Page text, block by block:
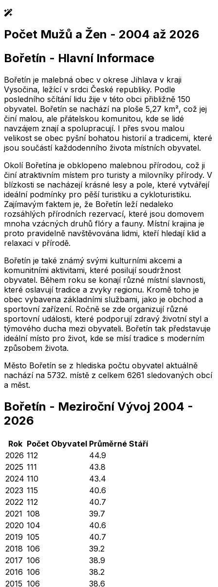
2,005 2,010 2,015 2,020 2,025
2,005 2,010 2,015 2,020 2,025
Počet Mužů a Žen - 2004 až 2026
Bořetín - Hlavní Informace
Bořetín je malebná obec v okrese Jihlava v kraji
Vysočina, ležící v srdci České republiky. Podle
posledního sčítání lidu žije v této obci přibližně 150
obyvatel. Bořetín se nachází na ploše 5,27 km², což jej
činí malou, ale přátelskou komunitou, kde se lidé
navzájem znají a spolupracují. I přes svou malou
velikost se obec pyšní bohatou historií a tradicemi, které
jsou součástí každodenního života místních obyvatel.
Okolí Bořetína je obklopeno malebnou přírodou, což ji
činí atraktivním místem pro turisty a milovníky přírody. V
blízkosti se nacházejí krásné lesy a pole, které vytvářejí
ideální podmínky pro pěší turistiku a cykloturistiku.
Zajímavým faktem je, že Bořetín leží nedaleko
rozsáhlých přírodních rezervací, které jsou domovem
mnoha vzácných druhů flóry a fauny. Místní krajina je
proto pravidelně navštěvována lidmi, kteří hledají klid a
relaxaci v přírodě.
Bořetín je také známý svými kulturními akcemi a
komunitními aktivitami, které posilují soudržnost
obyvatel. Během roku se konají různé místní slavnosti,
které oslavují tradice a zvyky regionu. Kromě toho je
obec vybavena základními službami, jako je obchod a
sportovní zařízení. Ročně se zde organizují různé
sportovní události, které podporují zdravý životní styl a
týmového ducha mezi obyvateli. Bořetín tak představuje
ideální místo pro život, kde se mísí tradice s moderním
způsobem života.
Město Bořetín se z hlediska počtu obyvatel aktuálně
nachází na 5732. místě z celkem 6261 sledovaných obcí
a měst.
Bořetín - Meziroční Vývoj 2004 -
2026
Rok Počet Obyvatel Průměrné Stáří
2026 112
44.9
2025 111
43.8
2024 110
43.4
2023 115
40.6
2022 112
40.7
2021 108
39.7
2020 104
40.6
2019 105
40.7
2018 106
39.2
2017 106
38.9
2016 106
38.2
2015 106 38.6